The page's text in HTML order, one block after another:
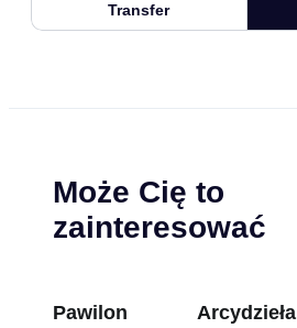
Transfer
Może Cię to
zainteresować
Pawilon
Arcydzieła